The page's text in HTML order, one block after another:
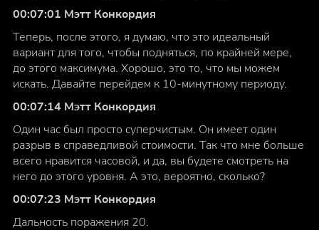
00:07:01 Мэтт Конкордия
Теперь, после этого, я думаю, что это идеальный
вариант для того, чтобы подняться, по крайней мере,
до этого максимума. Хорошо, это то, что мы можем
искать. Давайте перейдем к 10-минутному периоду.
00:07:14 Мэтт Конкордия
Один час был просто суперчистым. Он имеет один
разрыв в справедливой стоимости. Так что мне больше
всего нравится часовой, и да, вы будете смотреть на
него до этого уровня. А это, вероятно, сколько?
00:07:23 Мэтт Конкордия
Дальность поражения 20.